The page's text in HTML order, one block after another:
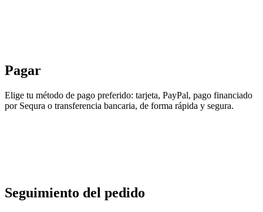
Pagar
Elige tu método de pago preferido: tarjeta, PayPal, pago financiado
por Sequra o transferencia bancaria, de forma rápida y segura.
Seguimiento del pedido